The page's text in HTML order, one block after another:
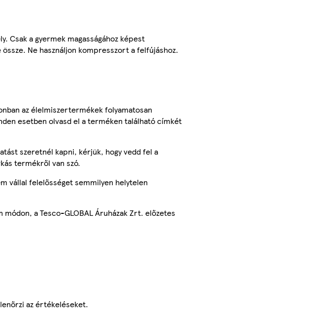
Csak a gyermek magasságához képest
Ne használjon kompresszort a felfújáshoz.
az élelmiszertermékek folyamatosan
esetben olvasd el a terméken található címkét
szeretnél kapni, kérjük, hogy vedd fel a
termékről van szó.
vállal felelősséget semmilyen helytelen
a Tesco-GLOBAL Áruházak Zrt. előzetes
az értékeléseket.